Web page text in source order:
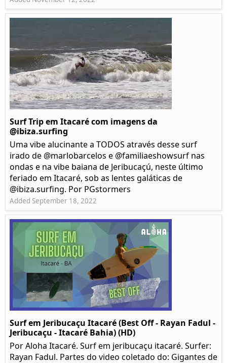
Surf Trip em Itacaré com imagens da
@ibiza.surfing
Uma vibe alucinante a TODOS através desse surf
irado de @marlobarcelos e @familiaeshowsurf nas
ondas e na vibe baiana de Jeribucaçú, neste último
feriado em Itacaré, sob as lentes galáticas de
@ibiza.surfing. Por PGstormers
Added September 18, 2022
Surf em Jeribucaçu Itacaré (Best Off - Rayan Fadul -
Jeribucaçu - Itacaré Bahia) (HD)
Por Aloha Itacaré. Surf em jeribucaçu itacaré. Surfer:
Rayan Fadul. Partes do video coletado do: Gigantes de